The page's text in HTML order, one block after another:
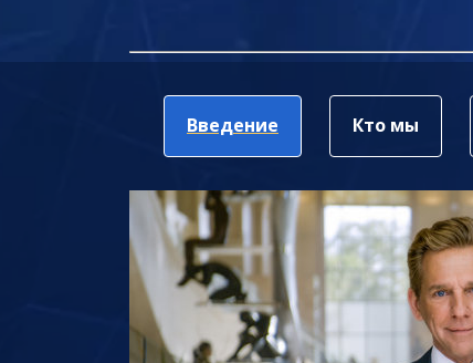
Введение Кто мы